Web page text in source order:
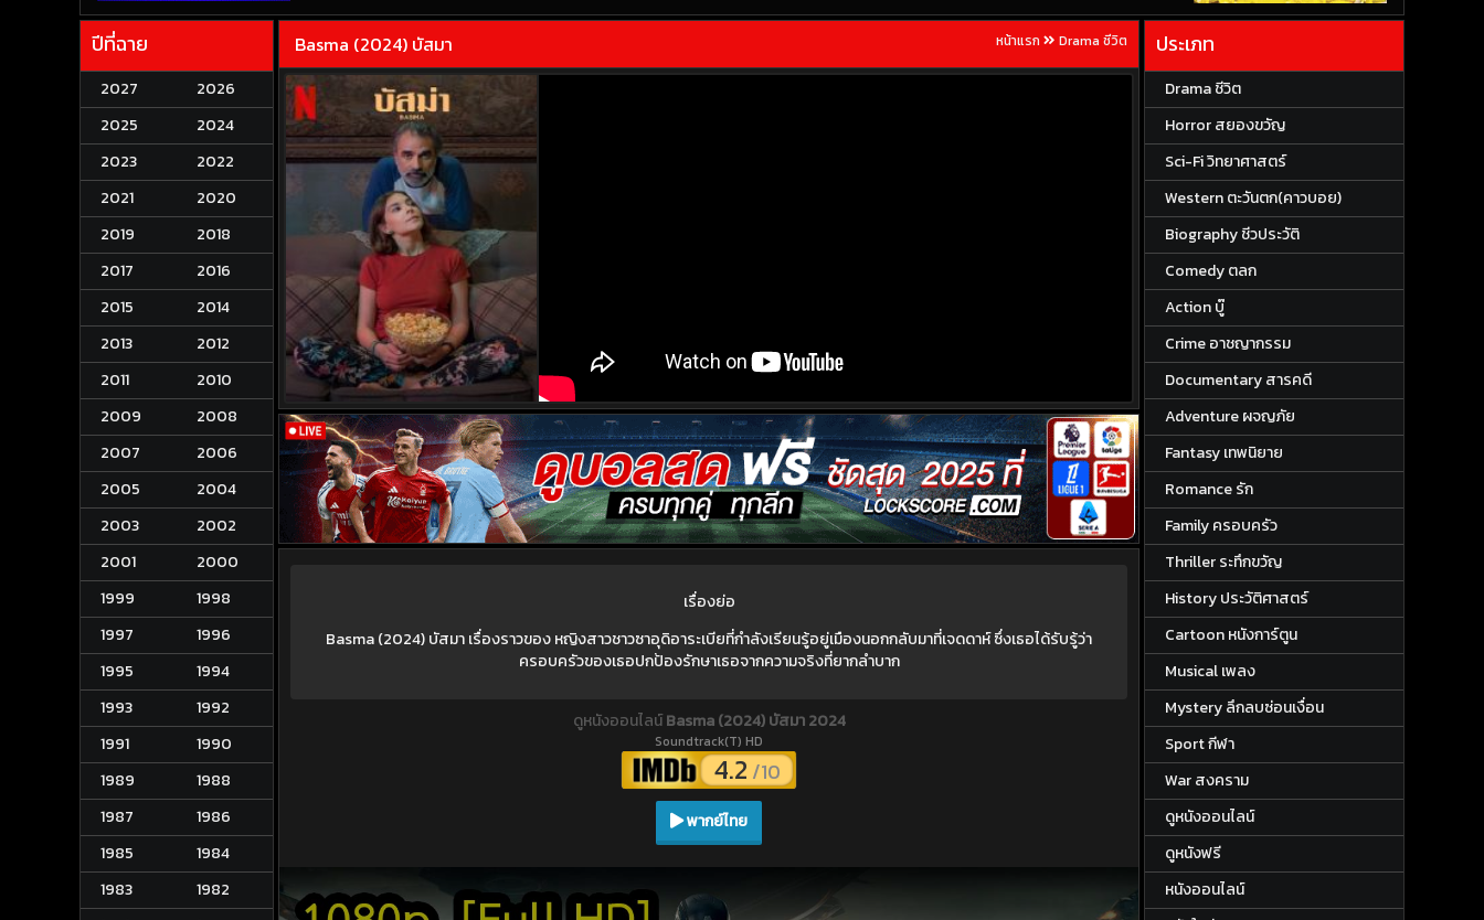
ปีที่ฉาย
2027
2026
2025
2024
2023
2022
2021
2020
2019
2018
2017
2016
2015
2014
2013
2012
2011
2010
2009
2008
2007
2006
2005
2004
2003
2002
2001
2000
1999
1998
1997
1996
1995
1994
1993
1992
1991
1990
1989
1988
1987
1986
1985
1984
1983
1982
Basma (2024) บัสมา หน้าแรก Drama ชีวิต
เรื่องย่อ
Basma (2024) บัสมา เรื่องราวของ หญิงสาวชาวซาอุดิอาระเบียที่กำลังเรียนรู้อยู่เมืองนอกกลับมาที่เจดดาห์ ซึ่งเธอได้รับรู้ว่า
ครอบครัวของเธอปกป้องรักษาเธอจากความจริงที่ยากลำบาก
ดูหนังออนไลน์Basma (2024) บัสมา 2024
Soundtrack(T) HD
4.2 /10
พากย์ไทย
ประเภท
Drama ชีวิต
Horror สยองขวัญ
Sci-Fi วิทยาศาสตร์
Western ตะวันตก(คาวบอย)
Biography ชีวประวัติ
Comedy ตลก
Action บู๊
Crime อาชญากรรม
Documentary สารคดี
Adventure ผจญภัย
Fantasy เทพนิยาย
Romance รัก
Family ครอบครัว
Thriller ระทึกขวัญ
History ประวัติศาสตร์
Cartoon หนังการ์ตูน
Musical เพลง
Mystery ลึกลบซ่อนเงื่อน
Sport กีฬา
War สงคราม
ดูหนังออนไลน์
ดูหนังฟรี
หนังออนไลน์